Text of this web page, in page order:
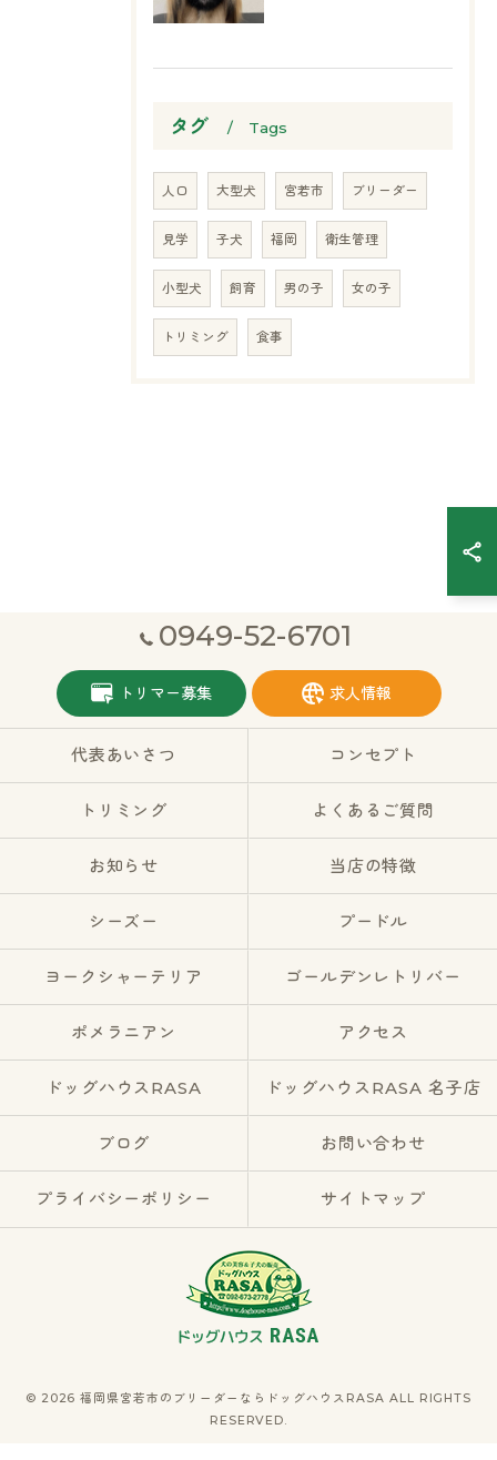
タグ Tags
人口 大型犬 宮若市 ブリーダー
見学 子犬 福岡 衛生管理
小型犬 飼育 男の子 女の子
トリミング 食事
0949-52-6701
トリマー募集 求人情報
代表あいさつ コンセプト
トリミング よくあるご質問
お知らせ 当店の特徴
シーズー プードル
ヨークシャーテリア ゴールデンレトリバー
ポメラニアン アクセス
ドッグハウスRASA ドッグハウスRASA 名子店
ブログ お問い合わせ
プライバシーポリシー サイトマップ
© 2026 福岡県宮若市のブリーダーならドッグハウスRASA ALL RIGHTS
RESERVED.